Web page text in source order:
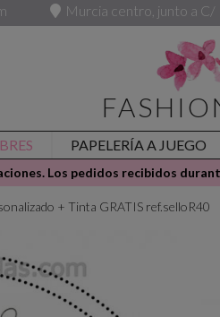
Murcia centro, junto a
PAPELERÍA A JUEGO
Los pedidos recibidos
+ Tinta GRATIS ref.selloR40